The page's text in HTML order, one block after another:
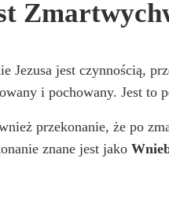
Jezusa jest czynnością,
i pochowany. Jest to
przekonanie, że po
znane jest jako